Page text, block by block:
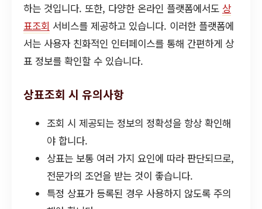
하는 것입니다. 또한, 다양한 온라인 플랫폼에서도 상
표조회 서비스를 제공하고 있습니다. 이러한 플랫폼에
서는 사용자 친화적인 인터페이스를 통해 간편하게 상
표 정보를 확인할 수 있습니다.
상표조회 시 유의사항
조회 시 제공되는 정보의 정확성을 항상 확인해
야 합니다.
상표는 보통 여러 가지 요인에 따라 판단되므로,
전문가의 조언을 받는 것이 좋습니다.
특정 상표가 등록된 경우 사용하지 않도록 주의